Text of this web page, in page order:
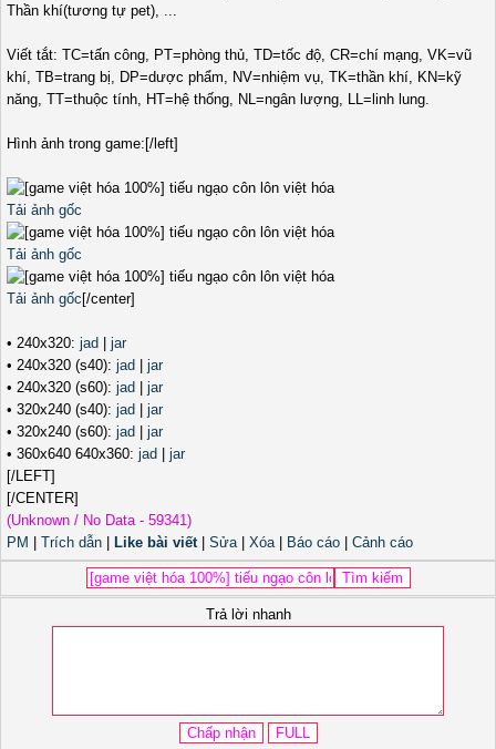
Thần khí(tương tự pet), ...
Viết tắt: TC=tấn công, PT=phòng thủ, TD=tốc độ, CR=chí mạng, VK=vũ
khí, TB=trang bị, DP=dược phẩm, NV=nhiệm vụ, TK=thần khí, KN=kỹ
năng, TT=thuộc tính, HT=hệ thống, NL=ngân lượng, LL=linh lung.
Hình ảnh trong game:[/left]
Tải ảnh gốc
Tải ảnh gốc
Tải ảnh gốc [/center]
• 240x320: jad
jar
• 240x320 (s40): jad
jar
• 240x320 (s60): jad
jar
• 320x240 (s40): jad
jar
• 320x240 (s60): jad
jar
• 360x640 640x360: jad
jar
[/LEFT]
[/CENTER]
(Unknown / No Data - 59341)
PM
Trích dẫn Like bài viết| Sửa| Xóa| Báo cáo Cảnh cáo
Trả lời nhanh